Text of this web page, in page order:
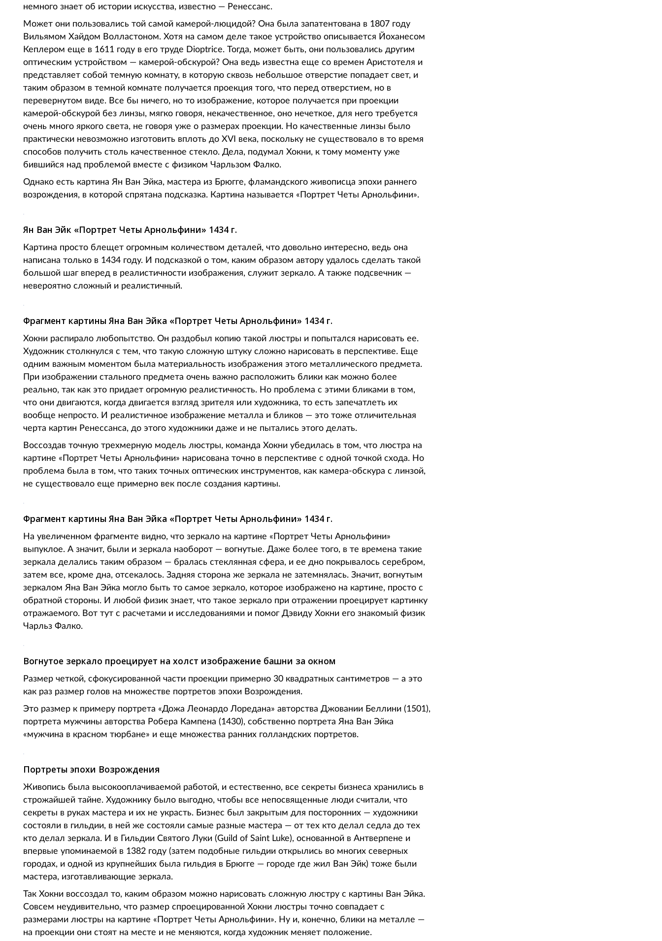
немного знает об истории искусства, известно — Ренессанс.
Может они пользовались той самой камерой-люцидой? Она была запатентована в 1807 году
Вильямом Хайдом Волластоном. Хотя на самом деле такое устройство описывается Йоханесом
Кеплером еще в 1611 году в его труде Dioptrice. Тогда, может быть, они пользовались другим
оптическим устройством — камерой-обскурой? Она ведь известна еще со времен Аристотеля и
представляет собой темную комнату, в которую сквозь небольшое отверстие попадает свет, и
таким образом в темной комнате получается проекция того, что перед отверстием, но в
перевернутом виде. Все бы ничего, но то изображение, которое получается при проекции
камерой-обскурой без линзы, мягко говоря, некачественное, оно нечеткое, для него требуется
очень много яркого света, не говоря уже о размерах проекции. Но качественные линзы было
практически невозможно изготовить вплоть до XVI века, поскольку не существовало в то время
способов получить столь качественное стекло. Дела, подумал Хокни, к тому моменту уже
бившийся над проблемой вместе с физиком Чарльзом Фалко.
Однако есть картина Ян Ван Эйка, мастера из Брюгге, фламандского живописца эпохи раннего
возрождения, в которой спрятана подсказка. Картина называется «Портрет Четы Арнольфини».
Ян Ван Эйк «Портрет Четы Арнольфини» 1434 г.
Картина просто блещет огромным количеством деталей, что довольно интересно, ведь она
написана только в 1434 году. И подсказкой о том, каким образом автору удалось сделать такой
большой шаг вперед в реалистичности изображения, служит зеркало. А также подсвечник —
невероятно сложный и реалистичный.
Фрагмент картины Яна Ван Эйка «Портрет Четы Арнольфини» 1434 г.
Хокни распирало любопытство. Он раздобыл копию такой люстры и попытался нарисовать ее.
Художник столкнулся с тем, что такую сложную штуку сложно нарисовать в перспективе. Еще
одним важным моментом была материальность изображения этого металлического предмета.
При изображении стального предмета очень важно расположить блики как можно более
реально, так как это придает огромную реалистичность. Но проблема с этими бликами в том,
что они двигаются, когда двигается взгляд зрителя или художника, то есть запечатлеть их
вообще непросто. И реалистичное изображение металла и бликов — это тоже отличительная
черта картин Ренессанса, до этого художники даже и не пытались этого делать.
Воссоздав точную трехмерную модель люстры, команда Хокни убедилась в том, что люстра на
картине «Портрет Четы Арнольфини» нарисована точно в перспективе с одной точкой схода. Но
проблема была в том, что таких точных оптических инструментов, как камера-обскура с линзой,
не существовало еще примерно век после создания картины.
Фрагмент картины Яна Ван Эйка «Портрет Четы Арнольфини» 1434 г.
На увеличенном фрагменте видно, что зеркало на картине «Портрет Четы Арнольфини»
выпуклое. А значит, были и зеркала наоборот — вогнутые. Даже более того, в те времена такие
зеркала делались таким образом — бралась стеклянная сфера, и ее дно покрывалось серебром,
затем все, кроме дна, отсекалось. Задняя сторона же зеркала не затемнялась. Значит, вогнутым
зеркалом Яна Ван Эйка могло быть то самое зеркало, которое изображено на картине, просто с
обратной стороны. И любой физик знает, что такое зеркало при отражении проецирует картинку
отражаемого. Вот тут с расчетами и исследованиями и помог Дэвиду Хокни его знакомый физик
Чарльз Фалко.
Вогнутое зеркало проецирует на холст изображение башни за окном
Размер четкой, сфокусированной части проекции примерно 30 квадратных сантиметров — а это
как раз размер голов на множестве портретов эпохи Возрождения.
Это размер к примеру портрета «Дожа Леонардо Лоредана» авторства Джовании Беллини (1501),
портрета мужчины авторства Робера Кампена (1430), собственно портрета Яна Ван Эйка
«мужчина в красном тюрбане» и еще множества ранних голландских портретов.
Портреты эпохи Возрождения
Живопись была высокооплачиваемой работой, и естественно, все секреты бизнеса хранились в
строжайшей тайне. Художнику было выгодно, чтобы все непосвященные люди считали, что
секреты в руках мастера и их не украсть. Бизнес был закрытым для посторонних — художники
состояли в гильдии, в ней же состояли самые разные мастера — от тех кто делал седла до тех
кто делал зеркала. И в Гильдии Святого Луки (Guild of Saint Luke), основанной в Антверпене и
впервые упоминаемой в 1382 году (затем подобные гильдии открылись во многих северных
городах, и одной из крупнейших была гильдия в Брюгге — городе где жил Ван Эйк) тоже были
мастера, изготавливающие зеркала.
Так Хокни воссоздал то, каким образом можно нарисовать сложную люстру с картины Ван Эйка.
Совсем неудивительно, что размер спроецированной Хокни люстры точно совпадает с
размерами люстры на картине «Портрет Четы Арнольфини». Ну и, конечно, блики на металле —
на проекции они стоят на месте и не меняются, когда художник меняет положение.